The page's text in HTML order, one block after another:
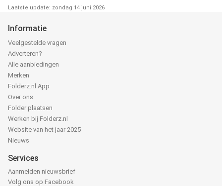
Laatste update: zondag 14 juni 2026
Informatie
Veelgestelde vragen
Adverteren?
Alle aanbiedingen
Merken
Folderz.nl App
Over ons
Folder plaatsen
Werken bij Folderz.nl
Website van het jaar 2025
Nieuws
Services
Aanmelden nieuwsbrief
Volg ons op Facebook